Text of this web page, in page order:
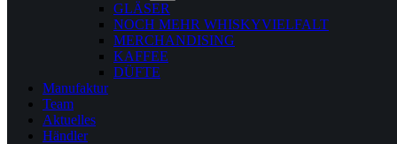
GLÄSER
NOCH MEHR WHISKYVIELFALT
MERCHANDISING
KAFFEE
DÜFTE
Manufaktur
Team
Aktuelles
Händler